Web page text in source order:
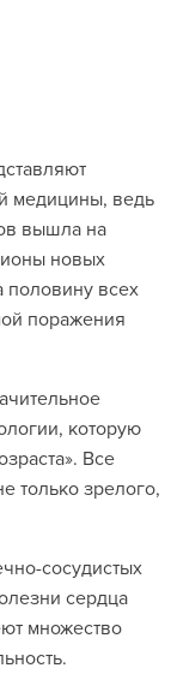
медицины, ведь
вышла на
новых
половину всех
поражения
которую
Все
только зрелого,
сосудистых
сердца
множество